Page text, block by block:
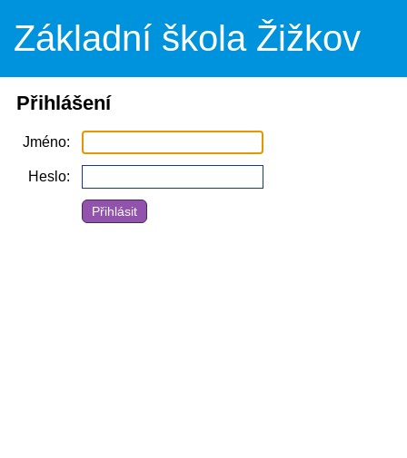
Základní škola Žižkov
Přihlášení
Jméno
Heslo